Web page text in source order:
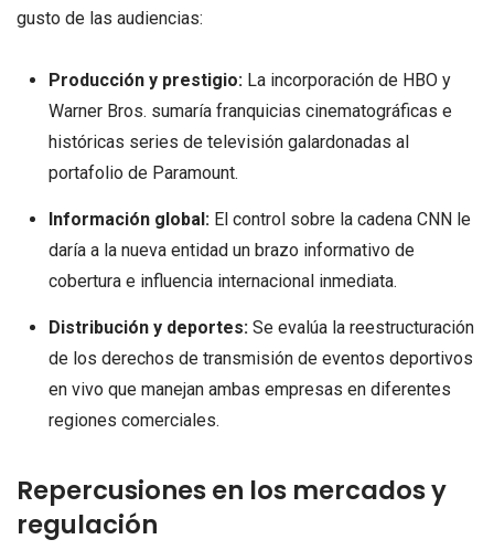
gusto de las audiencias:
Producción y prestigio:La incorporación de HBO y
Warner Bros. sumaría franquicias cinematográficas e
históricas series de televisión galardonadas al
portafolio de Paramount.
Información global:El control sobre la cadena CNN le
daría a la nueva entidad un brazo informativo de
cobertura e influencia internacional inmediata.
Distribución y deportes:Se evalúa la reestructuración
de los derechos de transmisión de eventos deportivos
en vivo que manejan ambas empresas en diferentes
regiones comerciales.
Repercusiones en los mercados y
regulación